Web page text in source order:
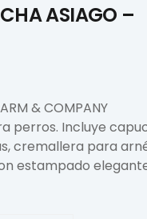
ASIAGO –
& COMPANY
perros. Incluye
cremallera para
estampado